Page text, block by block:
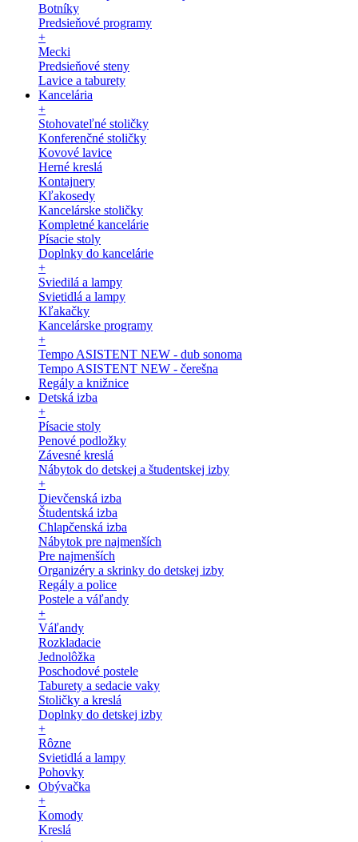
Botníky
Predsieňové programy
+
Mecki
Predsieňové steny
Lavice a taburety
Kancelária
+
Stohovateľné stoličky
Konferenčné stoličky
Kovové lavice
Herné kreslá
Kontajnery
Kľakosedy
Kancelárske stoličky
Kompletné kancelárie
Písacie stoly
Doplnky do kancelárie
+
Sviedilá a lampy
Svietidlá a lampy
Kľakačky
Kancelárske programy
+
Tempo ASISTENT NEW - dub sonoma
Tempo ASISTENT NEW - čerešna
Regály a knižnice
Detská izba
+
Písacie stoly
Penové podložky
Závesné kreslá
Nábytok do detskej a študentskej izby
+
Dievčenská izba
Študentská izba
Chlapčenská izba
Nábytok pre najmenších
Pre najmenších
Organizéry a skrinky do detskej izby
Regály a police
Postele a váľandy
+
Váľandy
Rozkladacie
Jednolôžka
Poschodové postele
Taburety a sedacie vaky
Stoličky a kreslá
Doplnky do detskej izby
+
Rôzne
Svietidlá a lampy
Pohovky
Obývačka
+
Komody
Kreslá